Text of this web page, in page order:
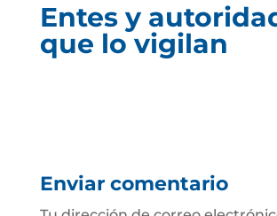
Entes y
que lo vigilan
Enviar comentario